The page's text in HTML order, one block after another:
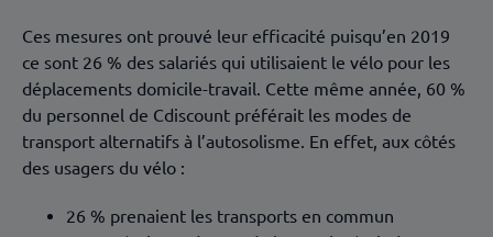
Ces mesures ont prouvé leur efficacité puisqu’en 2019
ce sont 26 % des salariés qui utilisaient le vélo pour les
déplacements domicile-travail. Cette même année, 60 %
du personnel de Cdiscount préférait les modes de
transport alternatifs à l’autosolisme. En effet, aux côtés
des usagers du vélo :
26 % prenaient les transports en commun